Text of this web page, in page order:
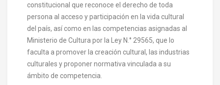
constitucional que reconoce el derecho de toda
persona al acceso y participación en la vida cultural
del país, así como en las competencias asignadas al
Ministerio de Cultura por la Ley N.° 29565, que lo
faculta a promover la creación cultural, las industrias
culturales y proponer normativa vinculada a su
ámbito de competencia.